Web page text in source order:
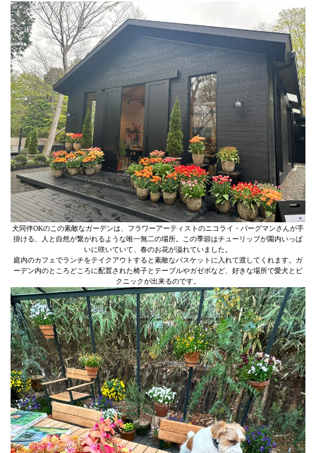
犬同伴OKのこの素敵なガーデンは、フラワーアーティストのニコライ・バーグマンさんが手
掛ける、人と自然が繋がれるような唯一無二の場所。この季節はチューリップが園内いっぱ
いに咲いていて、春のお花が溢れていました。
庭内のカフェでランチをテイクアウトすると素敵なバスケットに入れて渡してくれます。ガ
ーデン内のところどころに配置された椅子とテーブルやガゼボなど、好きな場所で愛犬とピ
クニックが出来るのです。